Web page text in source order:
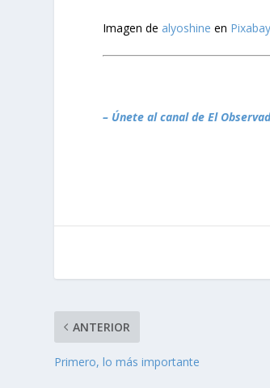
Imagen de alyoshine en Pixabay
– Únete al canal de El
ANTERIOR
Primero, lo más importante